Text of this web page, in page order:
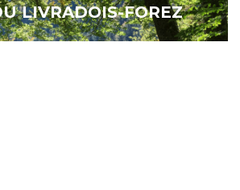
LIVRADOIS-FOREZ